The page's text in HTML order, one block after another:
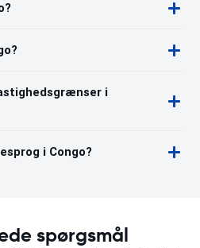
i
i Congo?
spørgsmål